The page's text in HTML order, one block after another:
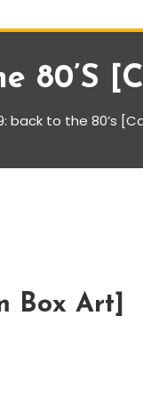
80’s
back to the 80’s
Box Art]